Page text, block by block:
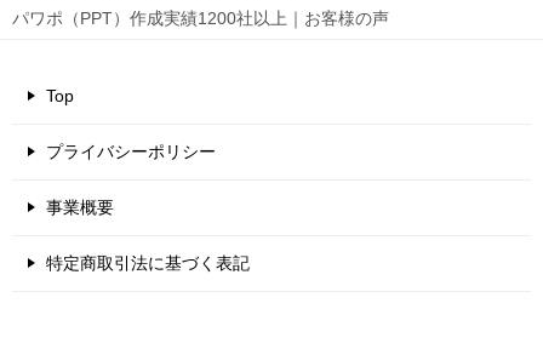
パワポ（PPT）作成実績1200社以上｜お客様の声
Top
プライバシーポリシー
事業概要
特定商取引法に基づく表記